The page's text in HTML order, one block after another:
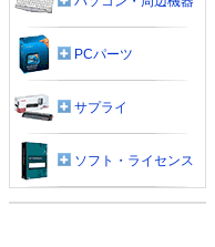
PCパーツ
サプライ
ソフト・ライセンス